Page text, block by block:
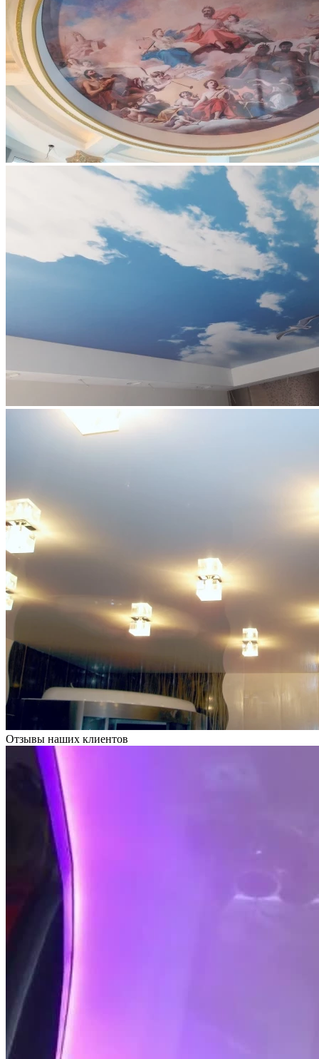
Отзывы наших клиентов